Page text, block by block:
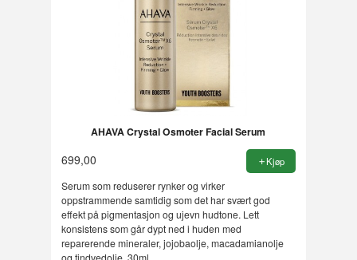
AHAVA Crystal Osmoter Facial Serum
699,00 Kjøp
Serum som reduserer rynker og virker
oppstrammende samtidig som det har svært god
effekt på pigmentasjon og ujevn hudtone. Lett
konsistens som går dypt ned i huden med
reparerende mineraler, jojobaolje, macadamianolje